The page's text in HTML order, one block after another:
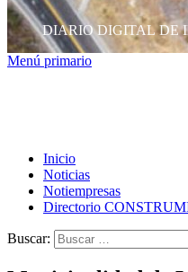
DIARIO DIGITAL DE
Menú primario
Inicio
Noticias
Notiempresas
Directorio
Buscar: